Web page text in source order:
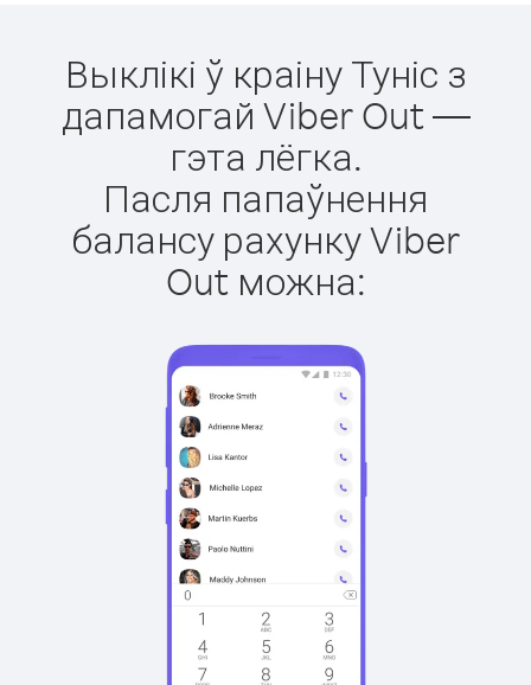
Выклікі ў краіну Туніс з
дапамогай Viber Out —
гэта лёгка.
Пасля папаўнення
балансу рахунку Viber
Out можна: